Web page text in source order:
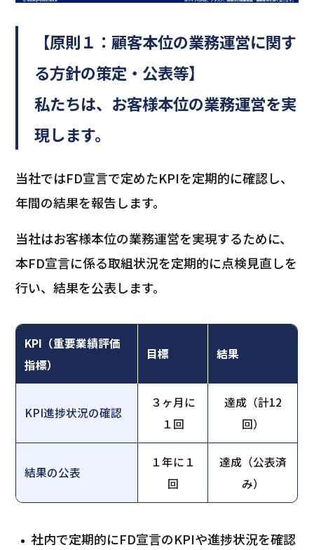
【原則１：顧客本位の業務運営に関す
る方針の策定・公表等】
私たちは、お客様本位の業務運営を実
現します。
当社ではFD宣言で定めたKPIを定期的に確認し、
年間の結果を報告します。
当社はお客様本位の業務運営を実現するために、
本FD宣言に係る取組状況を定期的に点検見直しを
行い、結果を公表します。
KPI（重要業績評価
指標）
目標 結果
KPI進捗状況の確認
３ヶ月に
１回
達成（計12
回）
結果の公表
１年に１
回
達成（公表済
み）
社内で定期的にFD宣言のKPIや進捗状況を確認